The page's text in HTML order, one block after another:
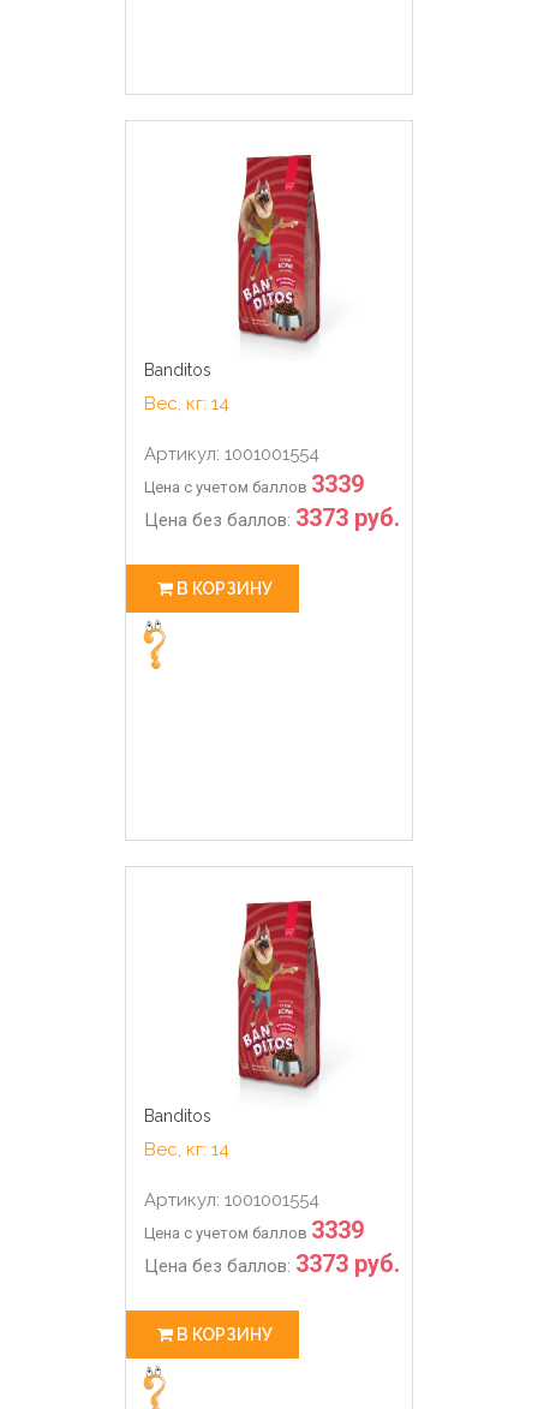
Banditos
Вес, кг: 14
Артикул: 1001001554
Цена с учетом баллов 3339
Цена без баллов: 3373 руб.
В КОРЗИНУ
Banditos
Вес, кг: 14
Артикул: 1001001554
Цена с учетом баллов 3339
Цена без баллов: 3373 руб.
В КОРЗИНУ